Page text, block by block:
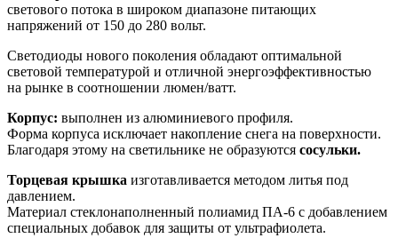
светового потока в широком диапазоне питающих
напряжений от 150 до 280 вольт.
Светодиоды нового поколения обладают оптимальной
световой температурой и отличной энергоэффективностью
на рынке в соотношении люмен/ватт.
Корпус: выполнен из алюминиевого профиля.
Форма корпуса исключает накопление снега на поверхности.
Благодаря этому на светильнике не образуются сосульки.
Торцевая крышка изготавливается методом литья под
давлением.
Материал стеклонаполненный полиамид ПА-6 с добавлением
специальных добавок для защиты от ультрафиолета.